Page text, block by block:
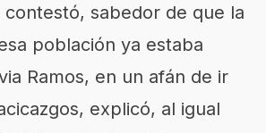
contestó, sabedor de que la
población ya estaba
Ramos, en un afán de ir
explicó, al igual